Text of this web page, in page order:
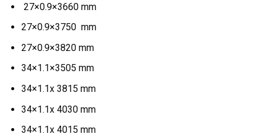
27×0.9×3660 mm
27×0.9×3750 mm
27×0.9×3820 mm
34×1.1×3505 mm
34×1.1x 3815 mm
34×1.1x 4030 mm
34×1.1x 4015 mm